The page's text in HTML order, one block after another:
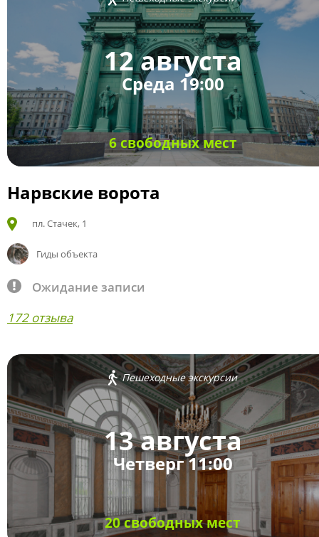
12 августа
Среда 19:00
6 свободных мест
Нарвские ворота
пл. Стачек, 1
Гиды объекта
Ожидание записи
172 отзыва
Пешеходные экскурсии
13 августа
Четверг 11:00
20 свободных мест